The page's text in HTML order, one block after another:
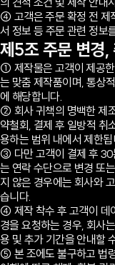
④ 고객은 주문 확정 전 제
서 정보 등 주문 관련 정보
제5조 주문 변경,
① 제작물은 고객이 제공한
는 맞춤 제작품이며, 통상
에 해당합니다.
② 회사 귀책의 명백한 제
약철회, 결제 후 일방적 취
용하는 범위 내에서 제한됩
③ 다만 고객이 결제 후 30
는 연락 수단으로 변경 또
지 않은 경우에는 회사와
습니다.
④ 제작 착수 후 고객이 데
경을 요청하는 경우, 회사
용 및 추가 기간을 안내할
⑤ 본 조에도 불구하고 법